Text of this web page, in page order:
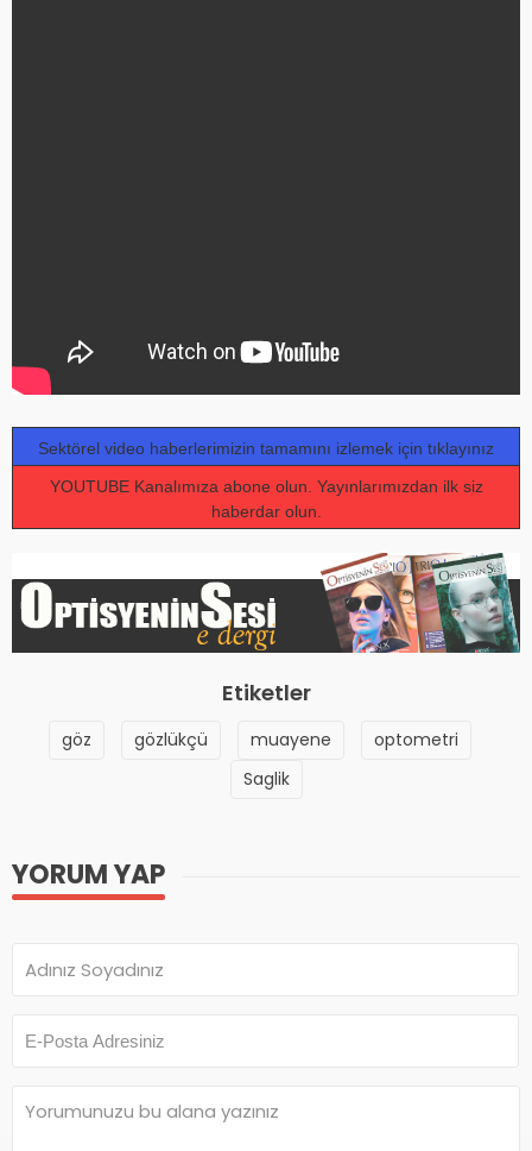
Sektörel video haberlerimizin tamamını izlemek için tıklayınız
YOUTUBE Kanalımıza abone olun. Yayınlarımızdan ilk siz
haberdar olun.
Etiketler
göz gözlükçü muayene
optometri
Saglik
YORUM YAP